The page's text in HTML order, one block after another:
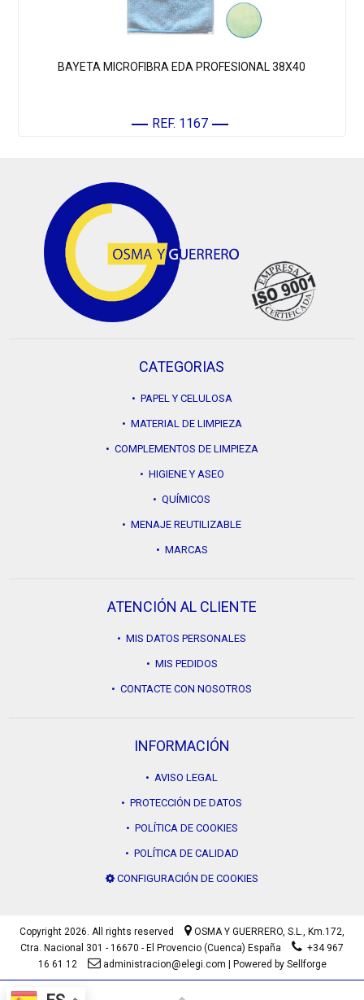
BAYETA MICROFIBRA EDA PROFESIONAL 38X40
REF. 1167
CATEGORIAS
• PAPEL Y CELULOSA
• MATERIAL DE LIMPIEZA
• COMPLEMENTOS DE LIMPIEZA
• HIGIENE Y ASEO
• QUÍMICOS
• MENAJE REUTILIZABLE
• MARCAS
ATENCIÓN AL CLIENTE
• MIS DATOS PERSONALES
• MIS PEDIDOS
• CONTACTE CON NOSOTROS
INFORMACIÓN
• AVISO LEGAL
• PROTECCIÓN DE DATOS
• POLÍTICA DE COOKIES
• POLÍTICA DE CALIDAD
CONFIGURACIÓN DE COOKIES
Copyright 2026. All rights reserved OSMA Y GUERRERO, S.L., Km.172,
Ctra. Nacional 301 - 16670 - El Provencio (Cuenca) España
+34 967
16 61 12
administracion@elegi.com Powered by Sellforge